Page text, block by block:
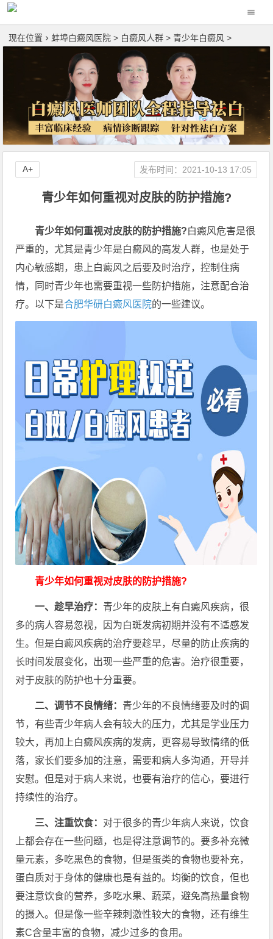
现在位置 蚌埠白癜风医院 > 白癜风人群 >青少年白癜风 >
青少年如何重视对皮肤的防护措施?
发布时间：2021-10-13 17:05
A+
青少年如何重视对皮肤的防护措施?白癜风危害是很
严重的，尤其是青少年是白癜风的高发人群，也是处于
内心敏感期，患上白癜风之后要及时治疗，控制住病
情，同时青少年也需要重视一些防护措施，注意配合治
疗。以下是合肥华研白癜风医院的一些建议。
青少年如何重视对皮肤的防护措施?
一、趁早治疗： 青少年的皮肤上有白癜风疾病，很
多的病人容易忽视，因为白斑发病初期并没有不适感发
生。但是白癜风疾病的治疗要趁早，尽量的防止疾病的
长时间发展变化，出现一些严重的危害。治疗很重要，
对于皮肤的防护也十分重要。
二、调节不良情绪： 青少年的不良情绪要及时的调
节，有些青少年病人会有较大的压力，尤其是学业压力
较大，再加上白癜风疾病的发病，更容易导致情绪的低
落，家长们要多加的注意，需要和病人多沟通，开导并
安慰。但是对于病人来说，也要有治疗的信心，要进行
持续性的治疗。
三、注重饮食： 对于很多的青少年病人来说，饮食
上都会存在一些问题，也是得注意调节的。要多补充微
量元素，多吃黑色的食物，但是蛋类的食物也要补充，
蛋白质对于身体的健康也是有益的。均衡的饮食，但也
要注意饮食的营养，多吃水果、蔬菜，避免高热量食物
的摄入。但是像一些辛辣刺激性较大的食物，还有维生
素C含量丰富的食物，减少过多的食用。